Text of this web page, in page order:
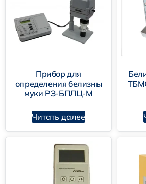
Прибор для
определения белизны
муки РЗ-БПЛЦ-М
Читать далее